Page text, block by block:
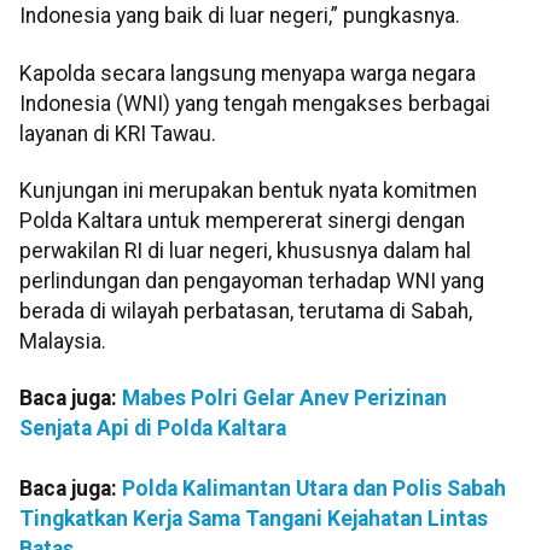
Indonesia yang baik di luar negeri,” pungkasnya.
Kapolda secara langsung menyapa warga negara
Indonesia (WNI) yang tengah mengakses berbagai
layanan di KRI Tawau.
Kunjungan ini merupakan bentuk nyata komitmen
Polda Kaltara untuk mempererat sinergi dengan
perwakilan RI di luar negeri, khususnya dalam hal
perlindungan dan pengayoman terhadap WNI yang
berada di wilayah perbatasan, terutama di Sabah,
Malaysia.
Baca juga: Mabes Polri Gelar Anev Perizinan
Senjata Api di Polda Kaltara
Baca juga: Polda Kalimantan Utara dan Polis Sabah
Tingkatkan Kerja Sama Tangani Kejahatan Lintas